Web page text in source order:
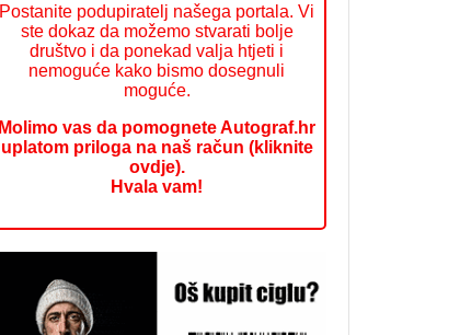
Postanite podupiratelj našega portala. Vi
ste dokaz da možemo stvarati bolje
društvo i da ponekad valja htjeti i
nemoguće kako bismo dosegnuli
moguće.
Molimo vas da pomognete Autograf.hr
uplatom priloga na naš račun (kliknite
ovdje).
Hvala vam!